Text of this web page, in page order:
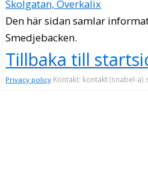
Skolgatan, Överkalix
Den här sidan samlar
Smedjebacken.
Tillbaka till
Privacy policy Kontakt: kontakt (snabel-a)